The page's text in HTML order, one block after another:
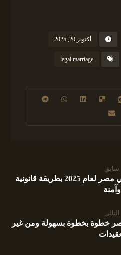
أكتوبر 20, 2025
legal marriage
سابق
كيفية توثيق زواج الأجانب في مصر لعام 2025 بطريقة قانونية
وآمنة
التالي
خطوة بخطوة بسهولة ومن غير